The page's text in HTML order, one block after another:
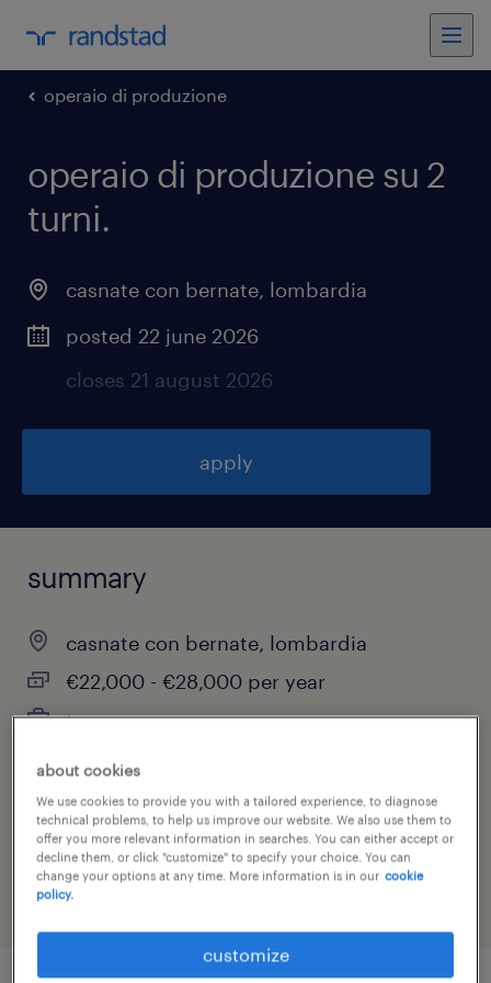
operaio di produzione
operaio di produzione su 2
turni.
casnate con bernate, lombardia
posted 22 june 2026
closes 21 august 2026
apply
summary
casnate con bernate, lombardia
€22,000 - €28,000 per year
temporary
job category
other
about cookies
We use cookies to provide you with a tailored experience, to diagnose
technical problems, to help us improve our website. We also use them to
offer you more relevant information in searches. You can either accept or
decline them, or click "customize" to specify your choice. You can
change your options at any time. More information is in our cookie
policy.
customize